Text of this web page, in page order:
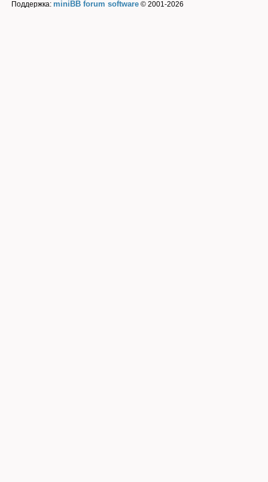
Поддержка: miniBB forum software © 2001-2026